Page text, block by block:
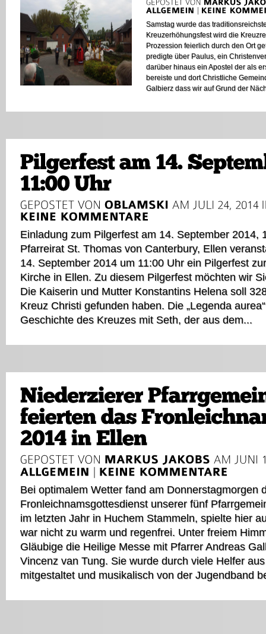
Samstag wurde das
Kreuzerhöhungsfest wird die
Prozession feierlich durch den Ort
predigte über Paulus, ein
darüber hinaus ein Apostel der als
bereiste und dort Christliche
Galbierz dass wir auf Grund der
Einladung zum Pilgerfest am 14. September 2014,
Pfarreirat St. Thomas von Canterbury, Ellen
14. September 2014 um 11:00 Uhr ein Pilgerfest
Kirche in Ellen. Zu diesem Pilgerfest möchten wir
Die Kaiserin und Mutter Konstantins Helena soll
Kreuz Christi gefunden haben. Die „Legenda
Geschichte des Kreuzes mit Seth, der aus dem...
Bei optimalem Wetter fand am Donnerstagmorgen
Fronleichnamsgottesdienst unserer fünf
im letzten Jahr in Huchem Stammeln, spielte hier
war nicht zu warm und regenfrei. Unter freiem
Gläubige die Heilige Messe mit Pfarrer Andreas
Vincenz van Tung. Sie wurde durch viele Helfer
mitgestaltet und musikalisch von der Jugendband